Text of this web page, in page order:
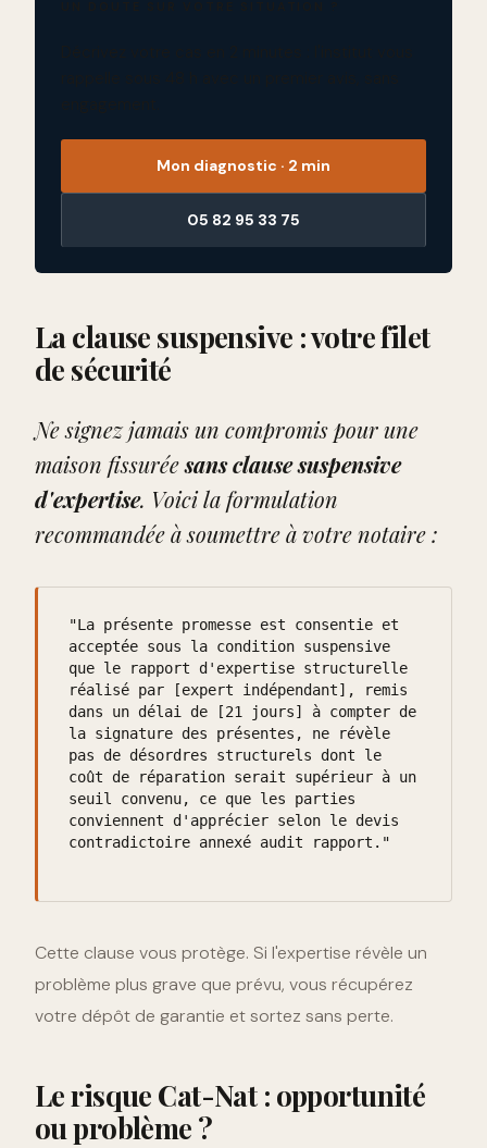
Mon diagnostic · 2 min
05 82 95 33 75
La clause suspensive : votre filet
de sécurité
Ne signez jamais un compromis pour une
maison fissuréesans clause suspensive
d'expertise. Voici la formulation
recommandée à soumettre à votre notaire :
"La présente promesse est consentie et
acceptée sous la condition suspensive
que le rapport d'expertise structurelle
réalisé par [expert indépendant], remis
dans un délai de [21 jours] à compter de
la signature des présentes, ne révèle
pas de désordres structurels dont le
coût de réparation serait supérieur à un
seuil convenu, ce que les parties
conviennent d'apprécier selon le devis
contradictoire annexé audit rapport."
Cette clause vous protège. Si l'expertise révèle un
problème plus grave que prévu, vous récupérez
votre dépôt de garantie et sortez sans perte.
Le risque Cat-Nat : opportunité
ou problème ?